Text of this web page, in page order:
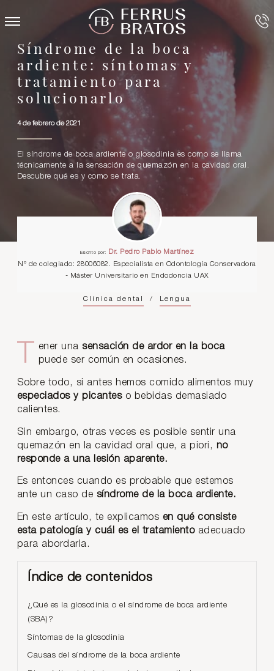
Síndrome de la boca
ardiente: síntomas y
tratamiento para
solucionarlo
4 de febrero de 2021
El síndrome de boca ardiente o glosodinia es como se llama
técnicamente a la sensación de quemazón en la cavidad oral.
Descubre qué es y como se trata.
Escrito por:
Dr. Pedro Pablo Martínez
Nº de colegiado: 28006082. Especialista en Odontología Conservadora
- Máster Universitario en Endodoncia UAX
Clínica dental / Lengua
Tener una sensación de ardor en la boca
puede ser común en ocasiones.
Sobre todo, si antes hemos comido alimentos muy
especiados y picanteso bebidas demasiado
calientes.
Sin embargo, otras veces es posible sentir una
quemazón en la cavidad oral que, a piori, no
responde a una lesión aparente.
Es entonces cuando es probable que estemos
ante un caso de síndrome de la boca ardiente.
En este artículo, te explicamos en qué consiste
esta patología y cuál es el tratamientoadecuado
para abordarla.
Índice de contenidos
¿Qué es la glosodinia o el síndrome de boca ardiente
(SBA)?
Síntomas de la glosodinia
Causas del síndrome de la boca ardiente